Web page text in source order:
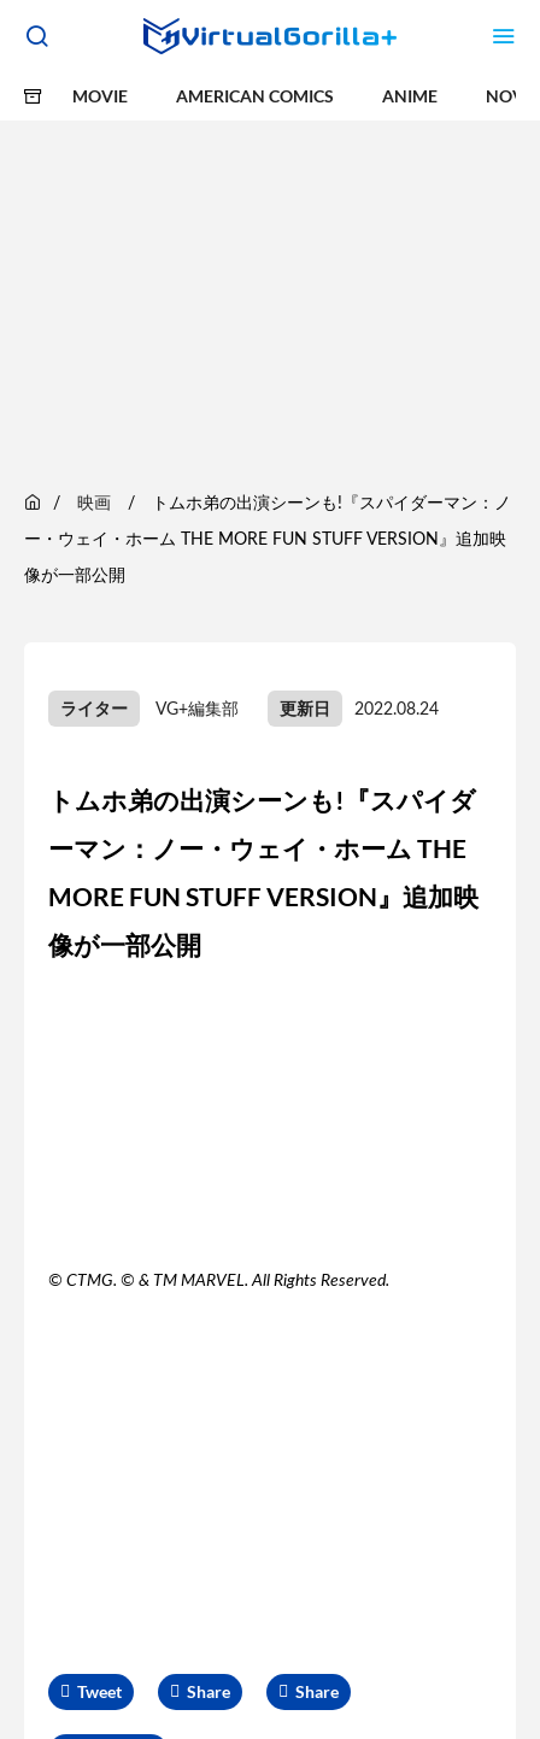
MOVIE AMERICAN COMICS ANIME
映画 トムホ弟の出演シーンも!『スパイダーマン：ノ
ー・ウェイ・ホーム THE MORE FUN STUFF VERSION』追加映
像が一部公開
ライター VG+編集部 更新日 2022.08.24
トムホ弟の出演シーンも!『スパイダ
ーマン：ノー・ウェイ・ホーム THE
MORE FUN STUFF VERSION』追加映
像が一部公開
© CTMG. © & TM MARVEL. All Rights Reserved.
Tweet Share Share